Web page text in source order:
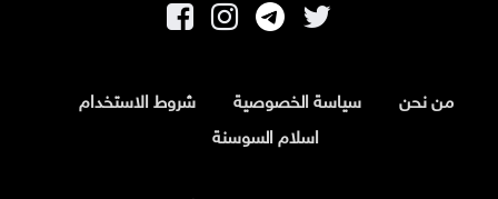
من نحن سياسة الخصوصية
شروط الاستخدام
اسلام السوسنة